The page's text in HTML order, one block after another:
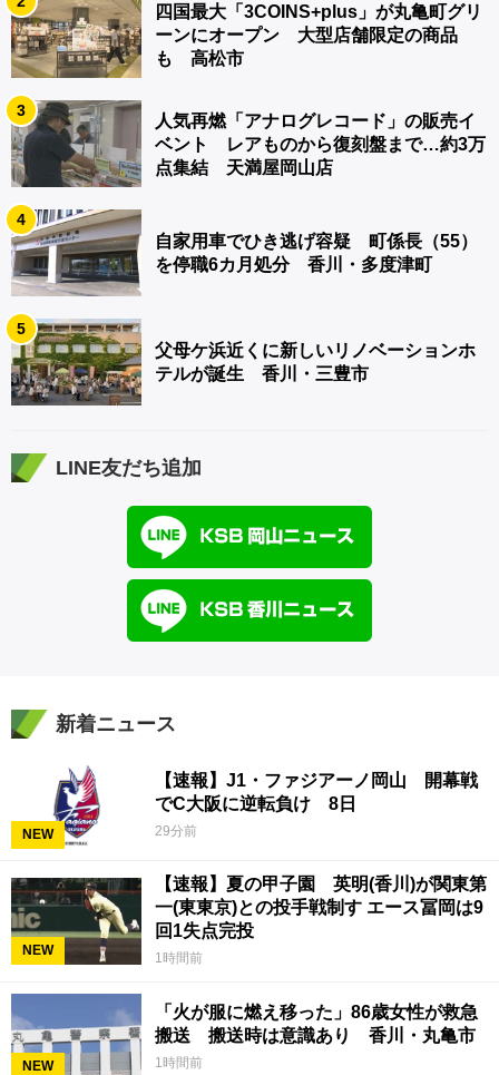
四国最大「3COINS+plus」が丸亀町グリ
ーンにオープン 大型店舗限定の商品
も 高松市
3
人気再燃「アナログレコード」の販売イ
ベント レアものから復刻盤まで…約3万
点集結 天満屋岡山店
4
自家用車でひき逃げ容疑 町係長（55）
を停職6カ月処分 香川・多度津町
5
父母ケ浜近くに新しいリノベーションホ
テルが誕生 香川・三豊市
LINE友だち追加
新着ニュース
NEW
【速報】J1・ファジアーノ岡山 開幕戦
でC大阪に逆転負け 8日
29分前
NEW
【速報】夏の甲子園 英明(香川)が関東第
一(東東京)との投手戦制す エース冨岡は9
回1失点完投
1時間前
NEW
「火が服に燃え移った」86歳女性が救急
搬送 搬送時は意識あり 香川・丸亀市
1時間前